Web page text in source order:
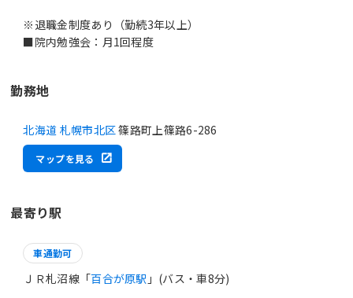
※退職金制度あり（勤続3年以上）
■院内勉強会：月1回程度
勤務地
北海道 札幌市北区篠路町上篠路6-286
マップを見る
最寄り駅
車通勤可
ＪＲ札沼線「百合が原駅 」(バス・車8分)